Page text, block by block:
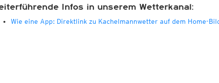
Infos in unserem Wetterkanal:
Wie eine App: Direktlink zu Kachelmannwetter auf dem Home-